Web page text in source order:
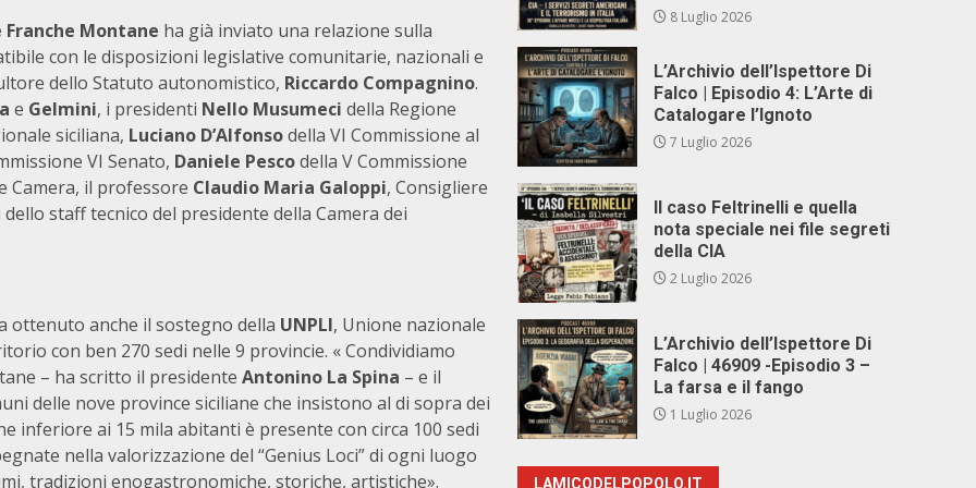
Franche Montane ha già inviato una relazione sulla
con le disposizioni legislative comunitarie, nazionali e
dello Statuto autonomistico, Riccardo Compagnino.
e Gelmini, i presidenti Nello Musumeci della Regione
siciliana, Luciano D’Alfonsodella VI Commissione al
VI Senato, Daniele Pescodella V Commissione
Camera, il professore Claudio Maria Galoppi, Consigliere
staff tecnico del presidente della Camera dei
ottenuto anche il sostegno della UNPLI, Unione nazionale
con ben 270 sedi nelle 9 provincie. « Condividiamo
– ha scritto il presidente Antonino La Spina – e il
delle nove province siciliane che insistono al di sopra dei
inferiore ai 15 mila abitanti è presente con circa 100 sedi
nella valorizzazione del “Genius Loci” di ogni luogo
tradizioni enogastronomiche, storiche, artistiche».
8 Luglio 2026
L’Archivio dell’Ispettore Di
Falco | Episodio 4: L’Arte di
Catalogare l’Ignoto
7 Luglio 2026
Il caso Feltrinelli e quella
nota speciale nei file segreti
della CIA
2 Luglio 2026
L’Archivio dell’Ispettore Di
Falco | 46909 -Episodio 3 –
La farsa e il fango
1 Luglio 2026
LAMICODELPOPOLO.IT